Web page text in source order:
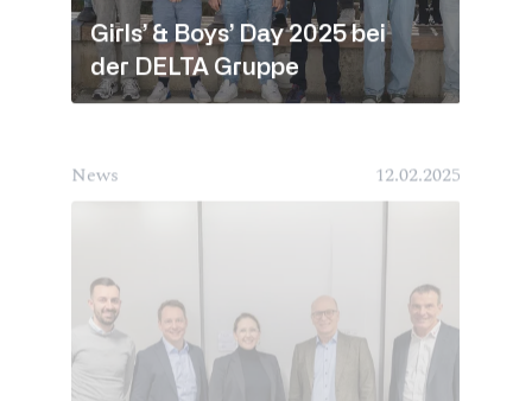
Girls’ & Boys’ Day 2025 bei
der DELTA Gruppe
News 12.02.2025